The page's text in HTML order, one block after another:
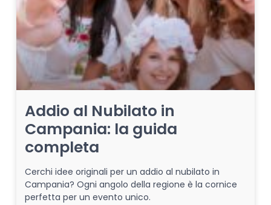
Addio al Nubilato in
Campania: la guida
completa
Cerchi idee originali per un addio al nubilato in
Campania? Ogni angolo della regione è la cornice
perfetta per un evento unico.